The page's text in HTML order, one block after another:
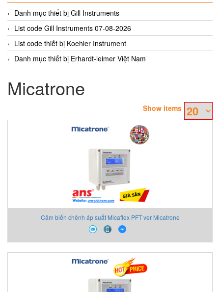
Danh mục thiết bị Gill Instruments
List code Gill Instruments 07-08-2026
List code thiết bị Koehler Instrument
Danh mục thiết bị Erhardt-leimer Việt Nam
Micatrone
Show items
Cảm biến chênh áp suất Micaflex PFT ver Micatrone